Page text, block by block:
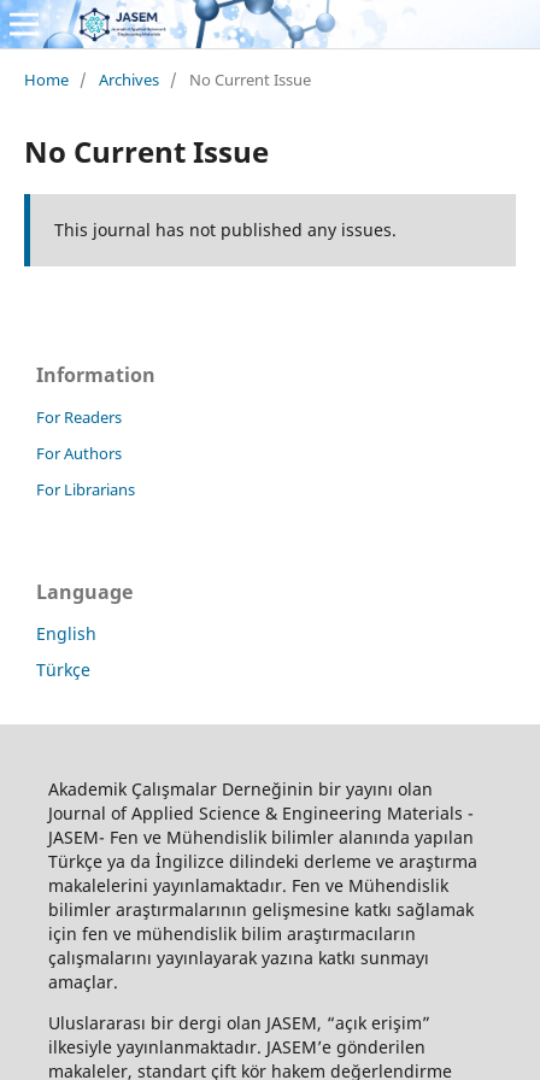
Home / Archives / No Current Issue
No Current Issue
This journal has not published any issues.
Information
For Readers
For Authors
For Librarians
Language
English
Türkçe
Akademik Çalışmalar Derneğinin bir yayını olan
Journal of Applied Science & Engineering Materials -
JASEM- Fen ve Mühendislik bilimler alanında yapılan
Türkçe ya da İngilizce dilindeki derleme ve araştırma
makalelerini yayınlamaktadır. Fen ve Mühendislik
bilimler araştırmalarının gelişmesine katkı sağlamak
için fen ve mühendislik bilim araştırmacıların
çalışmalarını yayınlayarak yazına katkı sunmayı
amaçlar.
Uluslararası bir dergi olan JASEM, “açık erişim”
ilkesiyle yayınlanmaktadır. JASEM’e gönderilen
makaleler, standart çift kör hakem değerlendirme